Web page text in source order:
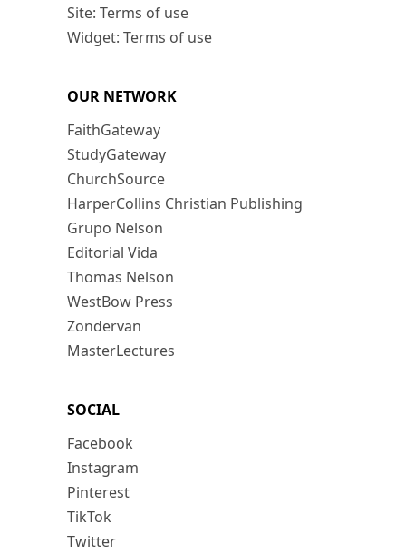
Site: Terms of use
Widget: Terms of use
OUR NETWORK
FaithGateway
StudyGateway
ChurchSource
HarperCollins Christian Publishing
Grupo Nelson
Editorial Vida
Thomas Nelson
WestBow Press
Zondervan
MasterLectures
SOCIAL
Facebook
Instagram
Pinterest
TikTok
Twitter